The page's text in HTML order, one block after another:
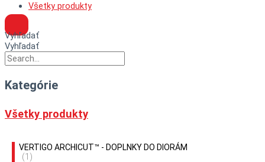
Všetky produkty
Vyhľadať
Vyhľadať
Kategórie
Všetky produkty
VERTIGO ARCHICUT™ - DOPLNKY DO DIORÁM
(1)